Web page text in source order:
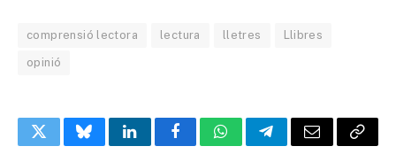
comprensió lectora lectura lletres Llibres
opinió
TwitterBlueskyLinkedInFacebookWhatsAppTelegramEmail Copy